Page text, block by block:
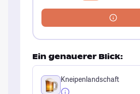
Ein genauerer Blick:
Kneipenlandschaft